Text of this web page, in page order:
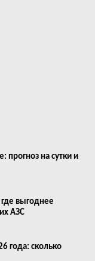
прогноз на сутки и
выгоднее
АЗС
года: сколько